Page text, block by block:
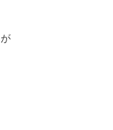
が